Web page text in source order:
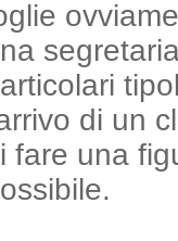
di un
fare una